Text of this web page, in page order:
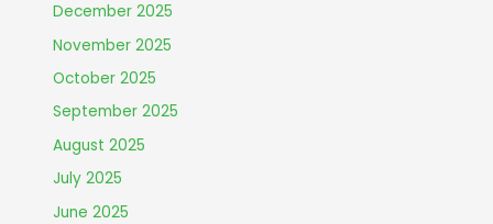
December 2025
November 2025
October 2025
September 2025
August 2025
July 2025
June 2025